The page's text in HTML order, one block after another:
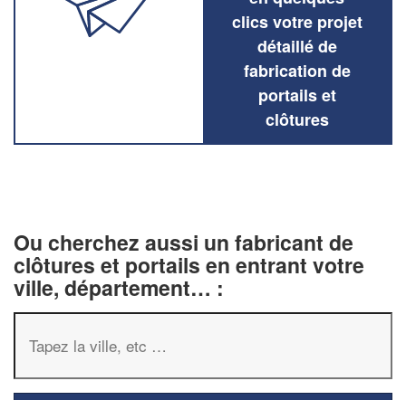
clics votre projet
détaillé de
fabrication de
portails et
clôtures
Ou cherchez aussi un fabricant de
clôtures et portails en entrant votre
ville, département… :